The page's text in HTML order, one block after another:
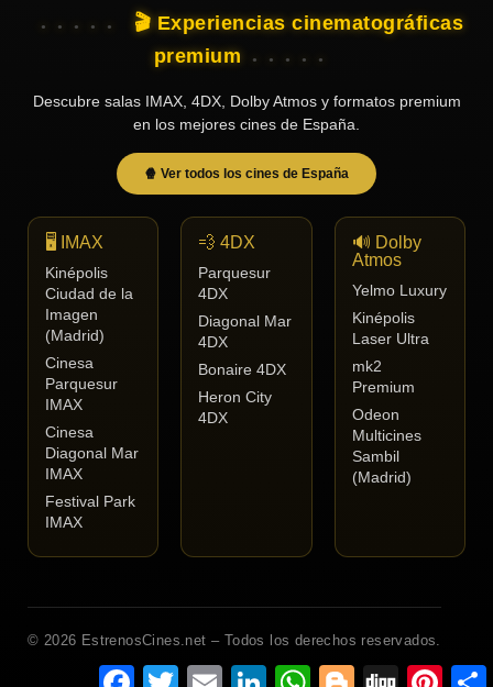
🎬 Experiencias cinematográficas
premium
Descubre salas IMAX, 4DX, Dolby Atmos y formatos premium
en los mejores cines de España.
🍿 Ver todos los cines de España
🖥️ IMAX
Kinépolis
Ciudad de la
Imagen
(Madrid)
Cinesa
Parquesur
IMAX
Cinesa
Diagonal Mar
IMAX
Festival Park
IMAX
💨 4DX
Parquesur
4DX
Diagonal Mar
4DX
Bonaire 4DX
Heron City
4DX
🔊 Dolby
Atmos
Yelmo Luxury
Kinépolis
Laser Ultra
mk2
Premium
Odeon
Multicines
Sambil
(Madrid)
© 2026 EstrenosCines.net – Todos los derechos reservados.
FacebookTwitter Email LinkedIn WhatsAppBlogger Digg